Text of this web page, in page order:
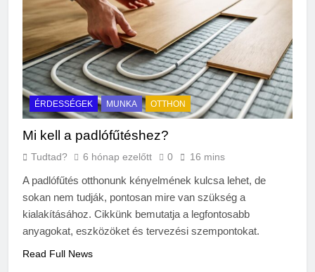
ÉRDESSÉGEK MUNKA OTTHON
Mi kell a padlófűtéshez?
Tudtad? 6 hónap ezelőtt 0 16 mins
A padlófűtés otthonunk kényelmének kulcsa lehet, de
sokan nem tudják, pontosan mire van szükség a
kialakításához. Cikkünk bemutatja a legfontosabb
anyagokat, eszközöket és tervezési szempontokat.
Read Full News